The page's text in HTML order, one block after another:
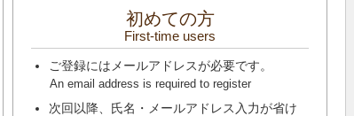
初めての方
First-time users
ご登録にはメールアドレスが必要です。
An email address is required to register
次回以降、氏名・メールアドレス入力が省け